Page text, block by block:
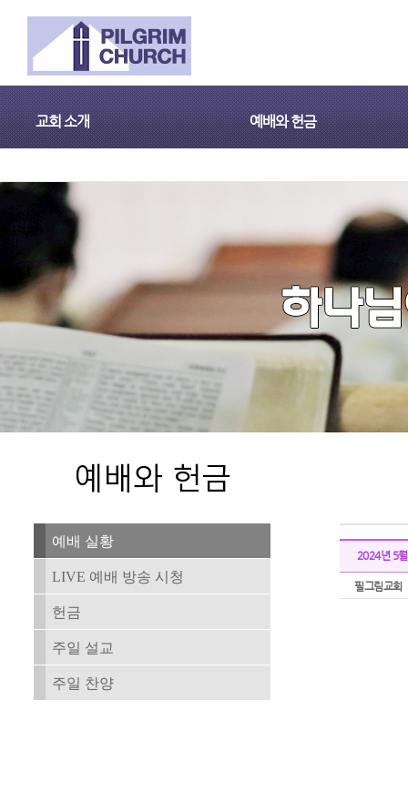
교회 소개 예배와 헌금
예배 실황
LIVE 예배 방송 시청
헌금
주일 설교
주일 찬양
2024년 5
필그림교회